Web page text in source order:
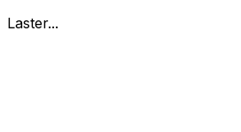
Laster...